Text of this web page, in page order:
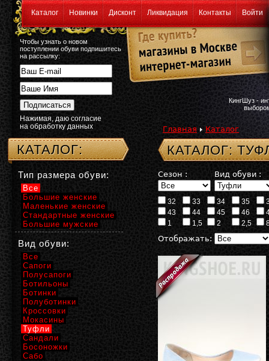
Каталог Новинки Дисконт Ликвидация Контакты Войти
Чтобы узнать о новом
поступлении обуви подпишитесь
на рассылку:
Нажимая, даю согласие
на обработку данных
КингШуз -
Главная Каталог
КАТАЛОГ:
Сезон : Вид обуви :
32 33 34 35
43
44 45 46
1
1,5 2 2,5
Отображать:
КАТАЛОГ:
Тип размера обуви:
Все
Большие женские
Маленькие женские
Стандартные женские
Большие мужские
Вид обуви:
Все
Сапоги
Полусапоги
Ботильоны
Ботинки
Полуботинки
Кроссовки
Мокасины
Туфли
Сандали
Босоножки
Сабо